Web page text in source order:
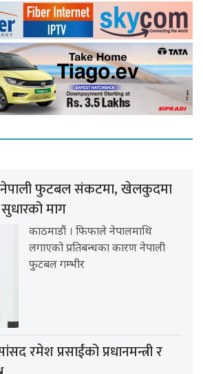
नेपाली फुटबल संकटमा, खेलकुदमा
माग
काठमाडौं । फिफाले नेपालमाथि
लगाएको प्रतिबन्धका कारण नेपाली
फुटबल गम्भीर
रमेश प्रसाईंको प्रधानमन्त्री र